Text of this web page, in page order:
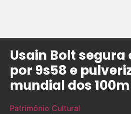
Usain Bolt segura
por 9s58 e
mundial dos 100m
Patrimônio Cultural